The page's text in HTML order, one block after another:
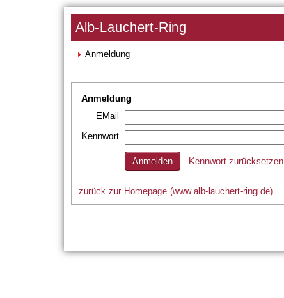
Alb-Lauchert-Ring
Anmeldung
Anmeldung
EMail
Kennwort
Kennwort zurücksetzen
zurück zur Homepage (www.alb-lauchert-ring.de)